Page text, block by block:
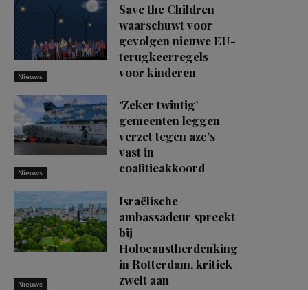
Nieuws
Save the Children
waarschuwt voor
gevolgen nieuwe EU-
terugkeerregels
voor kinderen
Nieuws
‘Zeker twintig’
gemeenten leggen
verzet tegen azc’s
vast in
coalitieakkoord
Nieuws
Israëlische
ambassadeur spreekt
bij
Holocaustherdenking
in Rotterdam, kritiek
zwelt aan